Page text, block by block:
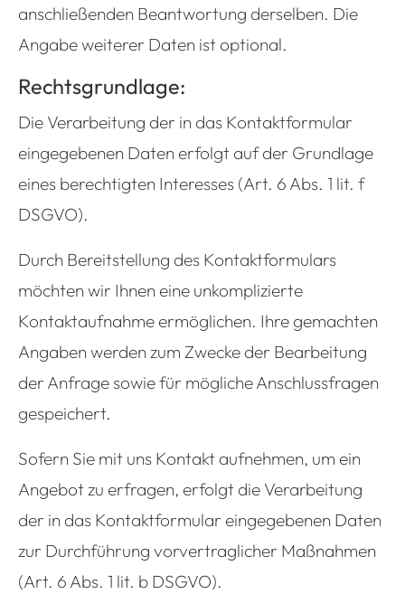
anschließenden Beantwortung derselben. Die
Angabe weiterer Daten ist optional.
Rechtsgrundlage:
Die Verarbeitung der in das Kontaktformular
eingegebenen Daten erfolgt auf der Grundlage
eines berechtigten Interesses (Art. 6 Abs. 1 lit. f
DSGVO).
Durch Bereitstellung des Kontaktformulars
möchten wir Ihnen eine unkomplizierte
Kontaktaufnahme ermöglichen. Ihre gemachten
Angaben werden zum Zwecke der Bearbeitung
der Anfrage sowie für mögliche Anschlussfragen
gespeichert.
Sofern Sie mit uns Kontakt aufnehmen, um ein
Angebot zu erfragen, erfolgt die Verarbeitung
der in das Kontaktformular eingegebenen Daten
zur Durchführung vorvertraglicher Maßnahmen
(Art. 6 Abs. 1 lit. b DSGVO).